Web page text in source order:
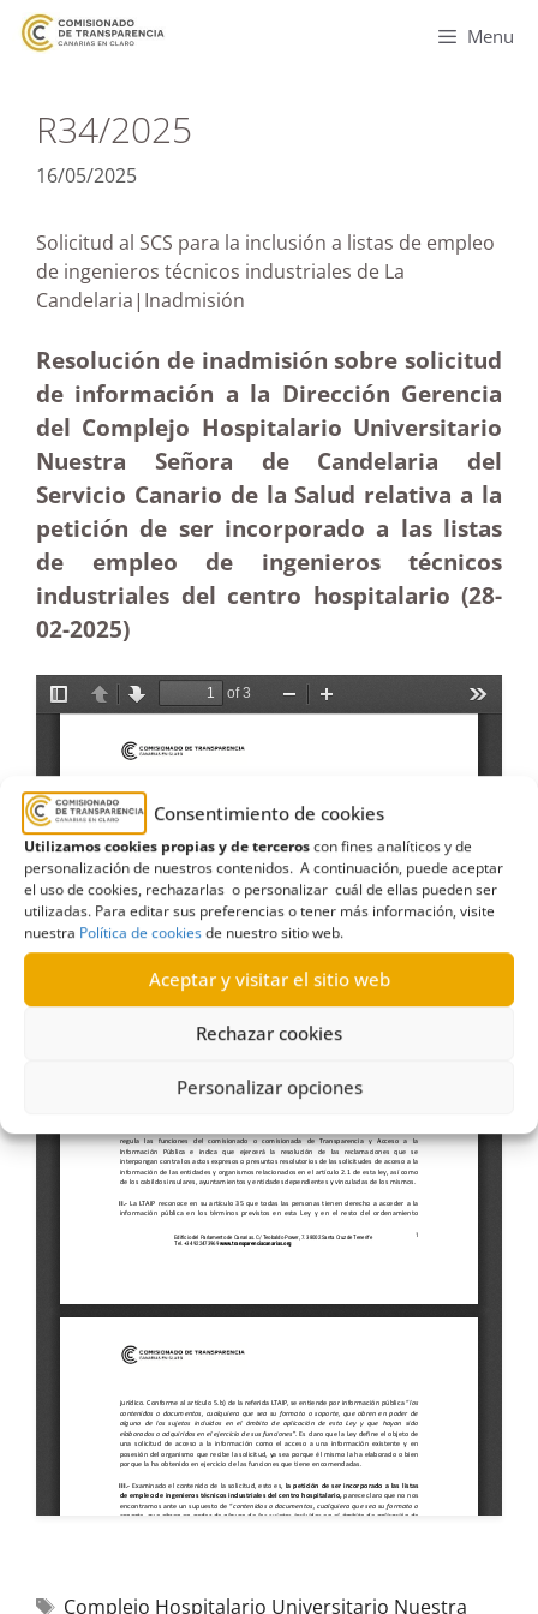
Consentimiento de cookies
Utilizamos cookies propias y de terceroscon fines analíticos y de
personalización de nuestros contenidos. A continuación, puede aceptar
el uso de cookies, rechazarlas o personalizar cuál de ellas pueden ser
utilizadas. Para editar sus preferencias o tener más información, visite
nuestra Política de cookiesde nuestro sitio web.
Aceptar y visitar el sitio web
Rechazar cookies
Personalizar opciones
Menu
R34/2025
16/05/2025
Solicitud al SCS para la inclusión a listas de empleo
de ingenieros técnicos industriales de La
Candelaria|Inadmisión
Resolución de inadmisión sobre solicitud
de información a la Dirección Gerencia
del Complejo Hospitalario Universitario
Nuestra Señora de Candelaria del
Servicio Canario de la Salud relativa a la
petición de ser incorporado a las listas
de empleo de ingenieros técnicos
industriales del centro hospitalario (28-
02-2025)
Complejo Hospitalario Universitario Nuestra